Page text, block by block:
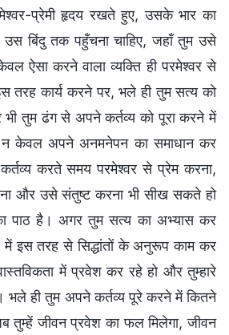
प्रेमी हृदय रखते हुए, उसके भार का
उस बिंदु तक पहुँचना चाहिए, जहाँ तुम उसे
ऐसा करने वाला व्यक्ति ही परमेश्वर से
तरह कार्य करने पर, भले ही तुम सत्य को
भी तुम ढंग से अपने कर्तव्य को पूरा करने में
न केवल अपने अनमनेपन का समाधान कर
करते समय परमेश्वर से प्रेम करना,
और उसे संतुष्ट करना भी सीख सकते हो
पाठ है। अगर तुम सत्य का अभ्यास कर
इस तरह से सिद्धांतों के अनुरूप काम कर
में प्रवेश कर रहे हो और तुम्हारे
भले ही तुम अपने कर्तव्य पूरे करने में कितने
तुम्हें जीवन प्रवेश का फल मिलेगा, जीवन